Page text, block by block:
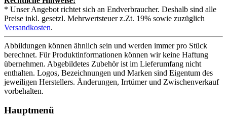
* Unser Angebot richtet sich an Endverbraucher. Deshalb sind alle
Preise inkl. gesetzl. Mehrwertsteuer z.Zt. 19% sowie zuzüglich
Versandkosten.
Abbildungen können ähnlich sein und werden immer pro Stück
berechnet. Für Produktinformationen können wir keine Haftung
übernehmen. Abgebildetes Zubehör ist im Lieferumfang nicht
enthalten. Logos, Bezeichnungen und Marken sind Eigentum des
jeweiligen Herstellers. Änderungen, Irrtümer und Zwischenverkauf
vorbehalten.
Hauptmenü